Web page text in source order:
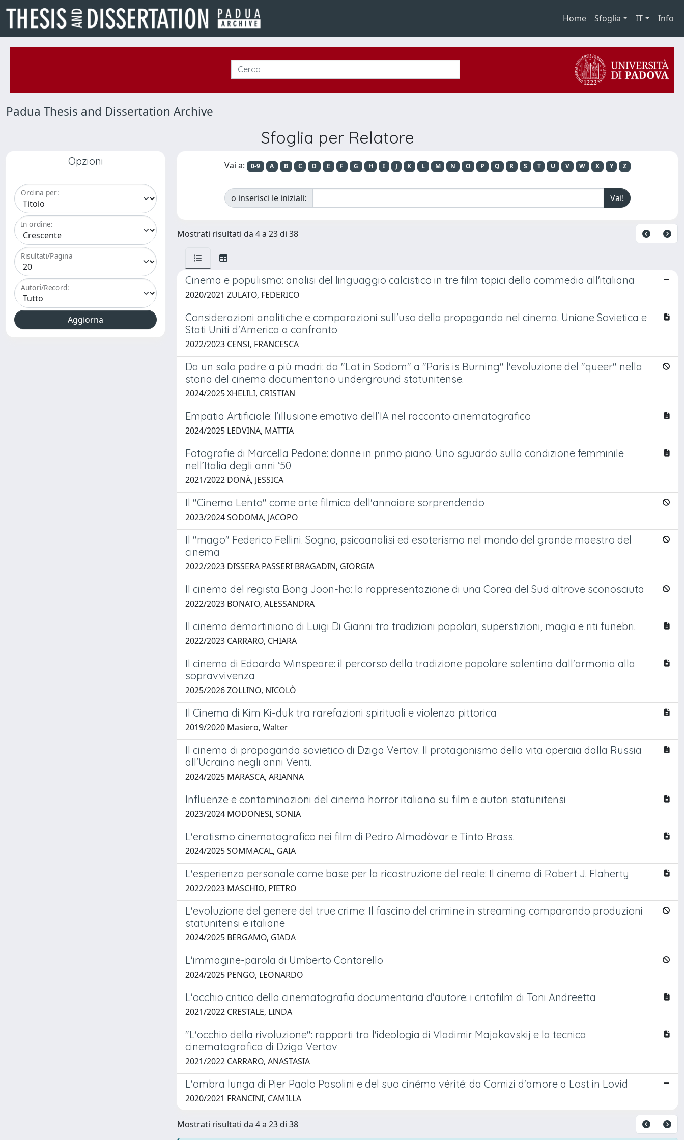
Home Sfoglia IT Info
Padua Thesis and Dissertation Archive
Sfoglia per Relatore
Opzioni
Ordina per:
In ordine:
Risultati/Pagina
Autori/Record:
Vai a: 0-9 A B C D E F G H I J K L M N O P Q R S T U V W X Y Z
o inserisci le iniziali:
Mostrati risultati da 4 a 23 di 38
Cinema e populismo: analisi del linguaggio calcistico in tre film topici della commedia all'italiana
2020/2021 ZULATO, FEDERICO
Considerazioni analitiche e comparazioni sull'uso della propaganda nel cinema. Unione Sovietica e
Stati Uniti d'America a confronto
2022/2023 CENSI, FRANCESCA
Da un solo padre a più madri: da "Lot in Sodom" a "Paris is Burning" l'evoluzione del "queer" nella
storia del cinema documentario underground statunitense.
2024/2025 XHELILI, CRISTIAN
Empatia Artificiale: l’illusione emotiva dell’IA nel racconto cinematografico
2024/2025 LEDVINA, MATTIA
Fotografie di Marcella Pedone: donne in primo piano. Uno sguardo sulla condizione femminile
nell’Italia degli anni ‘50
2021/2022 DONÀ, JESSICA
Il "Cinema Lento" come arte filmica dell'annoiare sorprendendo
2023/2024 SODOMA, JACOPO
Il "mago" Federico Fellini. Sogno, psicoanalisi ed esoterismo nel mondo del grande maestro del
cinema
2022/2023 DISSERA PASSERI BRAGADIN, GIORGIA
Il cinema del regista Bong Joon-ho: la rappresentazione di una Corea del Sud altrove sconosciuta
2022/2023 BONATO, ALESSANDRA
Il cinema demartiniano di Luigi Di Gianni tra tradizioni popolari, superstizioni, magia e riti funebri.
2022/2023 CARRARO, CHIARA
Il cinema di Edoardo Winspeare: il percorso della tradizione popolare salentina dall'armonia alla
sopravvivenza
2025/2026 ZOLLINO, NICOLÒ
Il Cinema di Kim Ki-duk tra rarefazioni spirituali e violenza pittorica
2019/2020 Masiero, Walter
Il cinema di propaganda sovietico di Dziga Vertov. Il protagonismo della vita operaia dalla Russia
all'Ucraina negli anni Venti.
2024/2025 MARASCA, ARIANNA
Influenze e contaminazioni del cinema horror italiano su film e autori statunitensi
2023/2024 MODONESI, SONIA
L'erotismo cinematografico nei film di Pedro Almodòvar e Tinto Brass.
2024/2025 SOMMACAL, GAIA
L'esperienza personale come base per la ricostruzione del reale: Il cinema di Robert J. Flaherty
2022/2023 MASCHIO, PIETRO
L'evoluzione del genere del true crime: Il fascino del crimine in streaming comparando produzioni
statunitensi e italiane
2024/2025 BERGAMO, GIADA
L'immagine-parola di Umberto Contarello
2024/2025 PENGO, LEONARDO
L'occhio critico della cinematografia documentaria d'autore: i critofilm di Toni Andreetta
2021/2022 CRESTALE, LINDA
"L'occhio della rivoluzione": rapporti tra l'ideologia di Vladimir Majakovskij e la tecnica
cinematografica di Dziga Vertov
2021/2022 CARRARO, ANASTASIA
L'ombra lunga di Pier Paolo Pasolini e del suo cinéma vérité: da Comizi d'amore a Lost in Lovid
2020/2021 FRANCINI, CAMILLA
Mostrati risultati da 4 a 23 di 38